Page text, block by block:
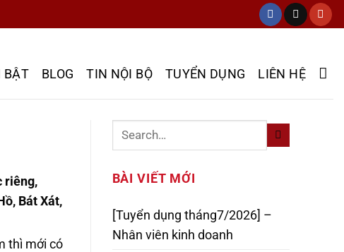
BẬT BLOG TIN NỘI BỘ TUYỂN DỤNG LIÊN HỆ
riêng,
Bát Xát,
thì mới có
BÀI VIẾT MỚI
[Tuyển dụng tháng7/2026] –
Nhân viên kinh doanh